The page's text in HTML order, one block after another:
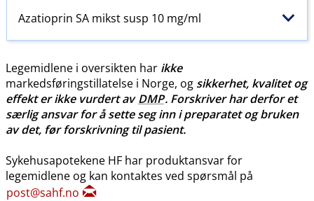
Azatioprin SA mikst susp 10 mg/ml
Legemidlene i oversikten har ikke
markedsføringstillatelse i Norge, og sikkerhet, kvalitet og
effekt er ikke vurdert avDMP. Forskriver har derfor et
særlig ansvar for å sette seg inn i preparatet og bruken
av det, før forskrivning til pasient.
Sykehusapotekene HF har produktansvar for
legemidlene og kan kontaktes ved spørsmål på
post@sahf.no